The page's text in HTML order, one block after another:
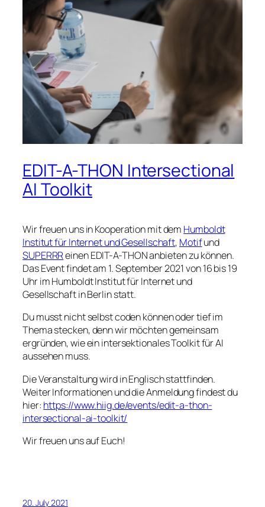
EDIT-A-THON Intersectional
AI Toolkit
Wir freuen uns in Kooperation mit dem Humboldt
Institut für Internet und Gesellschaft, Motifund
SUPERRReinen EDIT-A-THON anbieten zu können.
Das Event findet am 1. September 2021 von 16 bis 19
Uhr im Humboldt Institut für Internet und
Gesellschaft in Berlin statt.
Du musst nicht selbst coden können oder tief im
Thema stecken, denn wir möchten gemeinsam
ergründen, wie ein intersektionales Toolkit für AI
aussehen muss.
Die Veranstaltung wird in Englisch stattfinden.
Weiter Informationen und die Anmeldung findest du
hier: https://www.hiig.de/events/edit-a-thon-
intersectional-ai-toolkit/
Wir freuen uns auf Euch!
20. July 2021